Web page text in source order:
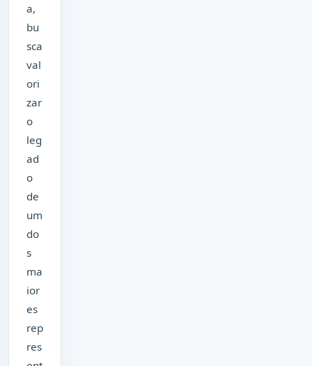
a,
bu
sca
val
ori
zar
o
leg
ad
o
de
um
do
s
ma
ior
es
rep
res